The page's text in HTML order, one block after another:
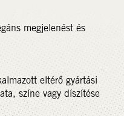
megjelenést és
eltérő gyártási
színe vagy díszítése